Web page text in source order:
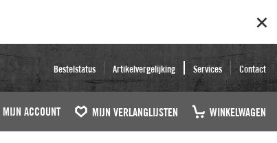
Bestelstatus Artikelvergelijking Services Contact
MIJN ACCOUNT MIJN VERLANGLIJSTEN WINKELWAGEN